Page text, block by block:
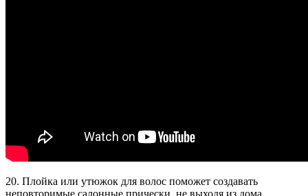
20. Плойка или утюжок для волос поможет создавать